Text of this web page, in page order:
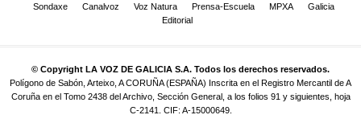
Sondaxe
Canalvoz Voz Natura Prensa-Escuela MPXA
Galicia
Editorial
© Copyright LA VOZ DE GALICIA S.A. Todos los derechos reservados.
Polígono de Sabón, Arteixo, A CORUÑA (ESPAÑA) Inscrita en el Registro Mercantil de A
Coruña en el Tomo 2438 del Archivo, Sección General, a los folios 91 y siguientes, hoja
C-2141. CIF: A-15000649.